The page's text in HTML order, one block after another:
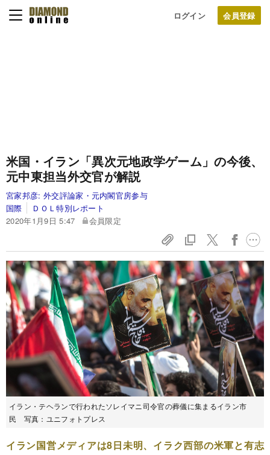
ログイン
米国・イラン「異次元地政学ゲーム」の今後、
元中東担当外交官が解説
宮家邦彦: 外交評論家・元内閣官房参与
国際
ＤＯＬ特別レポート
2020年1月9日 5:47
会員限定
イラン・テヘランで行われたソレイマニ司令官の葬儀に集まるイラン市
民 写真：ユニフォトプレス
イラン国営メディアは8日未明、イラク西部の米軍と有志